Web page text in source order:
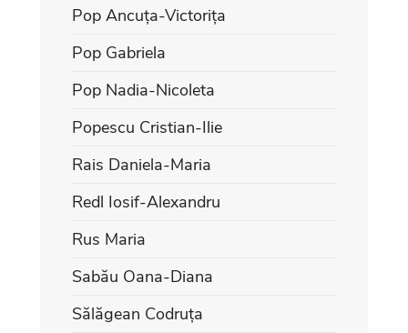
Pop Ancuța-Victorița
Pop Gabriela
Pop Nadia-Nicoleta
Popescu Cristian-Ilie
Rais Daniela-Maria
Redl Iosif-Alexandru
Rus Maria
Sabău Oana-Diana
Sălăgean Codruța